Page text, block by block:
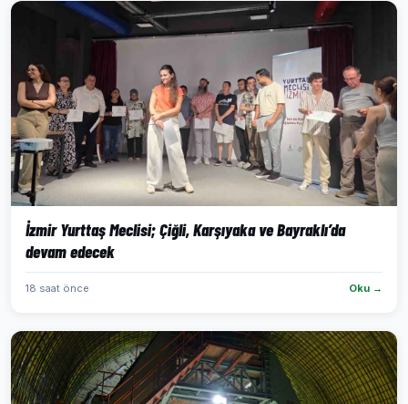
İzmir Yurttaş Meclisi; Çiğli, Karşıyaka ve Bayraklı’da
devam edecek
18 saat önce Oku →